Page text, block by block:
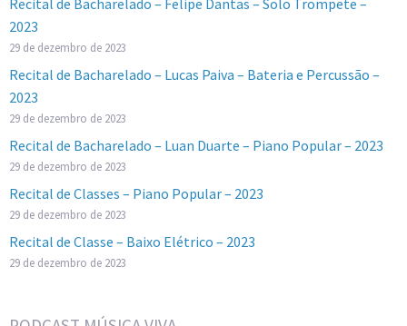
Recital de Bacharelado – Felipe Dantas – Solo Trompete –
2023
29 de dezembro de 2023
Recital de Bacharelado – Lucas Paiva – Bateria e Percussão –
2023
29 de dezembro de 2023
Recital de Bacharelado – Luan Duarte – Piano Popular – 2023
29 de dezembro de 2023
Recital de Classes – Piano Popular – 2023
29 de dezembro de 2023
Recital de Classe – Baixo Elétrico – 2023
29 de dezembro de 2023